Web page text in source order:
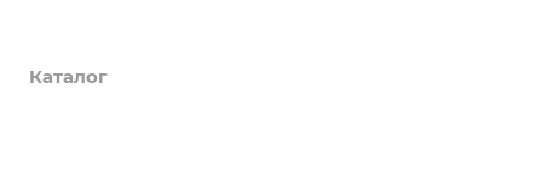
Каталог